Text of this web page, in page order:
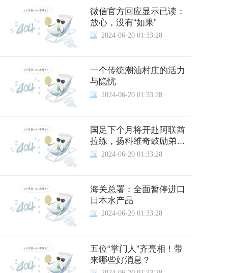
微信官方回应显示已读：
放心，没有“如果”
2024-06-20 01:33:28
一个传统潮汕村庄的活力
与隐忧
2024-06-20 01:33:28
国足下个月将开赴阿联酋
拉练，扬科维奇鼓励弟
子“亚洲杯上赢回来”
2024-06-20 01:33:28
海关总署：全面暂停进口
日本水产品
2024-06-20 01:33:28
五位“掌门人”齐亮相！带
来哪些好消息？